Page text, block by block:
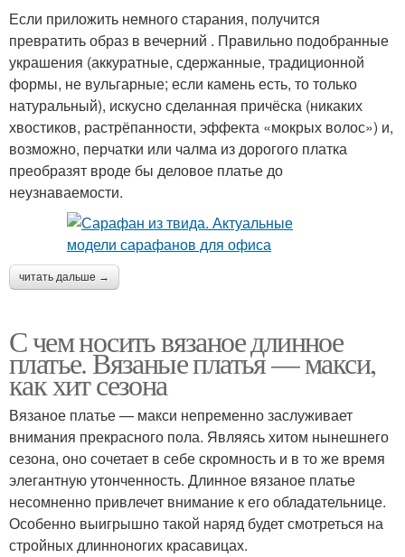
Если приложить немного старания, получится
превратить образ в вечерний . Правильно подобранные
украшения (аккуратные, сдержанные, традиционной
формы, не вульгарные; если камень есть, то только
натуральный), искусно сделанная причёска (никаких
хвостиков, растрёпанности, эффекта «мокрых волос») и,
возможно, перчатки или чалма из дорогого платка
преобразят вроде бы деловое платье до
неузнаваемости.
читать дальше →
С чем носить вязаное длинное
платье. Вязаные платья — макси,
как хит сезона
Вязаное платье — макси непременно заслуживает
внимания прекрасного пола. Являясь хитом нынешнего
сезона, оно сочетает в себе скромность и в то же время
элегантную утонченность. Длинное вязаное платье
несомненно привлечет внимание к его обладательнице.
Особенно выигрышно такой наряд будет смотреться на
стройных длинноногих красавицах.